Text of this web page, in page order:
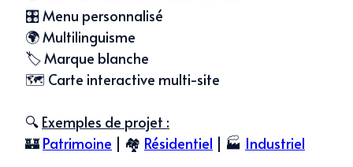
🎛️ Menu personnalisé
🌍 Multilinguisme
🏷️ Marque blanche
🗺️ Carte interactive multi-site
🔍 Exemples de projet :
🏰 Patrimoine | 🏘️ Résidentiel | 🏭 Industriel